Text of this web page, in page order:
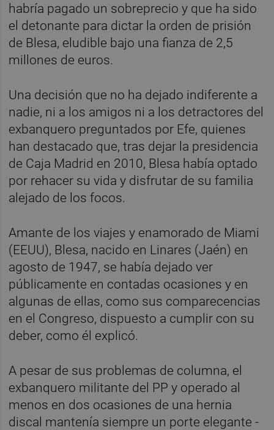
habría pagado un sobreprecio y que ha sido
el detonante para dictar la orden de prisión
de Blesa, eludible bajo una fianza de 2,5
millones de euros.
Una decisión que no ha dejado indiferente a
nadie, ni a los amigos ni a los detractores del
exbanquero preguntados por Efe, quienes
han destacado que, tras dejar la presidencia
de Caja Madrid en 2010, Blesa había optado
por rehacer su vida y disfrutar de su familia
alejado de los focos.
Amante de los viajes y enamorado de Miami
(EEUU), Blesa, nacido en Linares (Jaén) en
agosto de 1947, se había dejado ver
públicamente en contadas ocasiones y en
algunas de ellas, como sus comparecencias
en el Congreso, dispuesto a cumplir con su
deber, como él explicó.
A pesar de sus problemas de columna, el
exbanquero militante del PP y operado al
menos en dos ocasiones de una hernia
discal mantenía siempre un porte elegante -